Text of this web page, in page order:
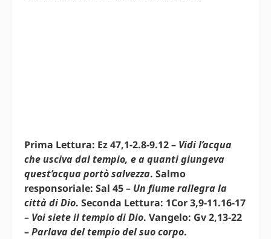
Prima Lettura: Ez 47,1-2.8-9.12 – Vidi l’acqua
che usciva dal tempio, e a quanti giungeva
quest’acqua portò salvezza. Salmo
responsoriale: Sal 45 – Un fiume rallegra la
città di Dio. Seconda Lettura: 1Cor 3,9-11.16-17
– Voi siete il tempio di Dio. Vangelo: Gv 2,13-22
–Parlava del tempio del suo corpo.